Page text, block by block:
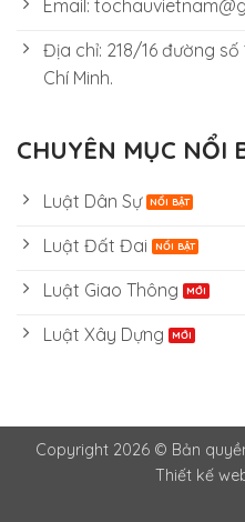
Email:
Địa chỉ: 218/16 đường số
Chí Minh.
CHUYÊN MỤC NỔI
Luật Dân Sự
Luật Đất Đai
Luật Giao Thông
Luật Xây Dựng
Copyright 2026 © Bản
Thiết kế